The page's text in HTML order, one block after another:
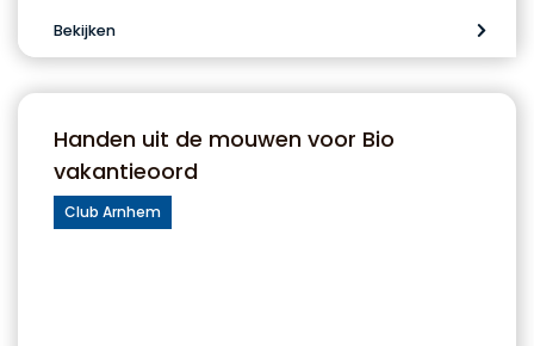
Bekijken
Handen uit de mouwen voor Bio
vakantieoord
Club Arnhem